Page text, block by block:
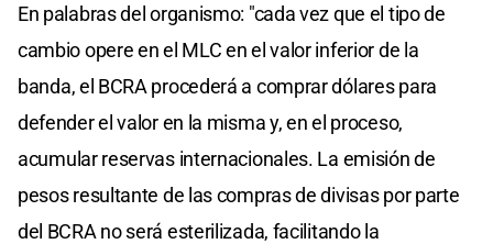
En palabras del organismo: "cada vez que el tipo de
cambio opere en el MLC en el valor inferior de la
banda, el BCRA procederá a comprar dólares para
defender el valor en la misma y, en el proceso,
acumular reservas internacionales. La emisión de
pesos resultante de las compras de divisas por parte
del BCRA no será esterilizada, facilitando la